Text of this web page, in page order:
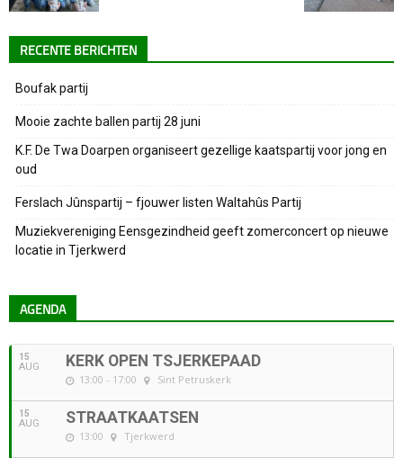
RECENTE BERICHTEN
Boufak partij
Mooie zachte ballen partij 28 juni
K.F. De Twa Doarpen organiseert gezellige kaatspartij voor jong en
oud
Ferslach Jûnspartij – fjouwer listen Waltahûs Partij
Muziekvereniging Eensgezindheid geeft zomerconcert op nieuwe
locatie in Tjerkwerd
AGENDA
15
AUG KERK OPEN TSJERKEPAAD
13:00 - 17:00 Sint Petruskerk
15
AUG STRAATKAATSEN
13:00 Tjerkwerd